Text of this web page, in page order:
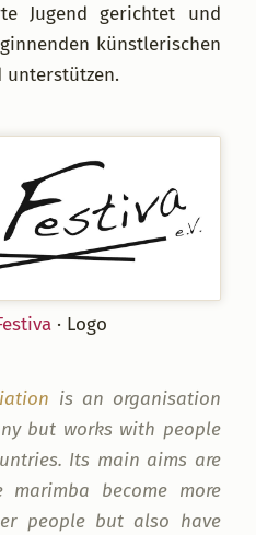
Jugend gerichtet und
künstlerischen
unterstützen.
· Logo
is an organisation
but works with people
Its main aims are
become more
people but also have